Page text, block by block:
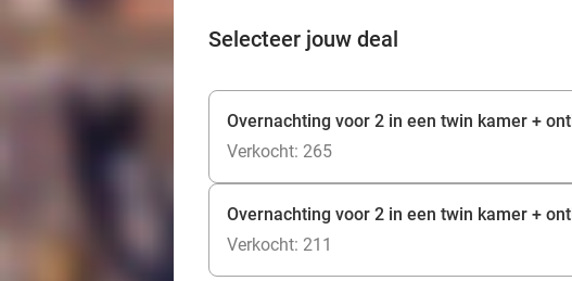
Selecteer jouw deal
Overnachting voor 2 in een twin kamer +
Verkocht: 265
Overnachting voor 2 in een twin kamer +
Verkocht: 211